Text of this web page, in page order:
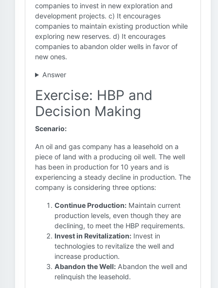
companies to invest in new exploration and
development projects. c) It encourages
companies to maintain existing production while
exploring new reserves. d) It encourages
companies to abandon older wells in favor of
new ones.
Answer
Exercise: HBP and
Decision Making
Scenario:
An oil and gas company has a leasehold on a
piece of land with a producing oil well. The well
has been in production for 10 years and is
experiencing a steady decline in production. The
company is considering three options:
Continue Production: Maintain current
production levels, even though they are
declining, to meet the HBP requirements.
Invest in Revitalization: Invest in
technologies to revitalize the well and
increase production.
Abandon the Well: Abandon the well and
relinquish the leasehold.